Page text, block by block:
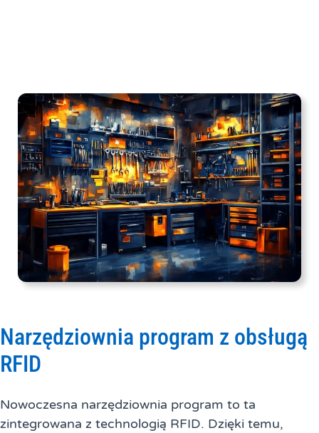
Narzędziownia program z obsługą
RFID
Nowoczesna narzędziownia program to ta
zintegrowana z technologią RFID. Dzięki temu,